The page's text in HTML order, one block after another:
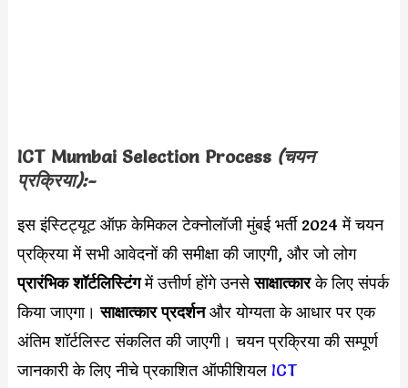
ICT Mumbai Selection Process (चयन
प्रक्रिया):-
इस इंस्टिट्यूट ऑफ़ केमिकल टेक्नोलॉजी मुंबई भर्ती 2024 में चयन
प्रक्रिया में सभी आवेदनों की समीक्षा की जाएगी, और जो लोग
प्रारंभिक शॉर्टलिस्टिंगमें उत्तीर्ण होंगे उनसेसाक्षात्कारके लिए संपर्क
किया जाएगा।साक्षात्कार प्रदर्शनऔर योग्यता के आधार पर एक
अंतिम शॉर्टलिस्ट संकलित की जाएगी। चयन प्रक्रिया की सम्पूर्ण
जानकारी के लिए नीचे प्रकाशित ऑफीशियल ICT